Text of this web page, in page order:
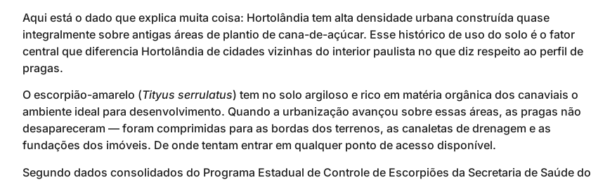
Aqui está o dado que explica muita coisa: Hortolândia tem alta densidade urbana construída quase
integralmente sobre antigas áreas de plantio de cana-de-açúcar. Esse histórico de uso do solo é o fator
central que diferencia Hortolândia de cidades vizinhas do interior paulista no que diz respeito ao perfil de
pragas.
O escorpião-amarelo (Tityus serrulatus) tem no solo argiloso e rico em matéria orgânica dos canaviais o
ambiente ideal para desenvolvimento. Quando a urbanização avançou sobre essas áreas, as pragas não
desapareceram — foram comprimidas para as bordas dos terrenos, as canaletas de drenagem e as
fundações dos imóveis. De onde tentam entrar em qualquer ponto de acesso disponível.
Segundo dados consolidados do Programa Estadual de Controle de Escorpiões da Secretaria de Saúde do